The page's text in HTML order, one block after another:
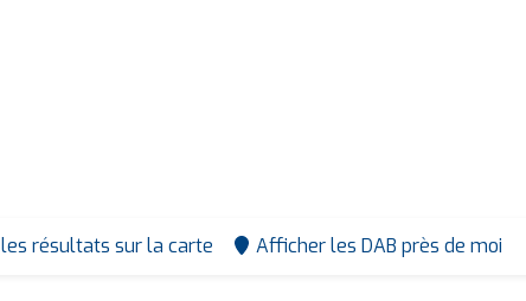
résultats sur la carte Afficher les DAB près de moi